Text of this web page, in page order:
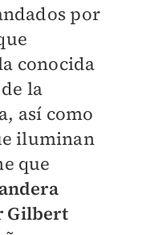
por
conocida
la
así como
iluminan
que
Gilbert